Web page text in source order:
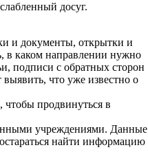
досуг.
и документы, открытки и
в каком направлении нужно
подписи с обратных сторон
что уже известно о
чтобы продвинуться в
учреждениями. Данные
найти информацию